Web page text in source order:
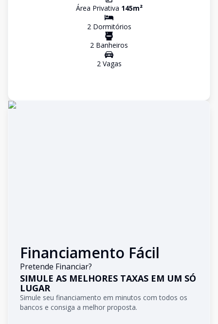
Área Privativa 145m²
2Dormitórios
2 Banheiros
2Vagas
Financiamento Fácil
Pretende Financiar?
SIMULE AS MELHORES TAXAS EM UM SÓ
LUGAR
Simule seu financiamento em minutos com todos os
bancos e consiga a melhor proposta.